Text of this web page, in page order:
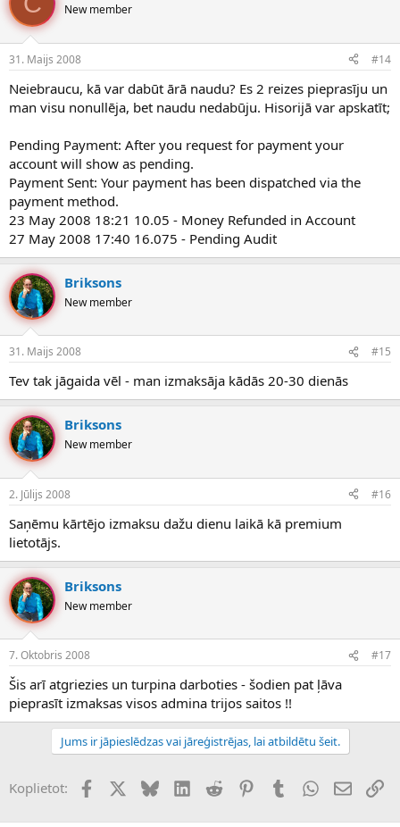
New member
31. Maijs 2008 #14
Neiebraucu, kā var dabūt ārā naudu? Es 2 reizes pieprasīju un
man visu nonullēja, bet naudu nedabūju. Hisorijā var apskatīt;
Pending Payment: After you request for payment your
account will show as pending.
Payment Sent: Your payment has been dispatched via the
payment method.
23 May 2008 18:21 10.05 - Money Refunded in Account
27 May 2008 17:40 16.075 - Pending Audit
Briksons
New member
31. Maijs 2008 #15
Tev tak jāgaida vēl - man izmaksāja kādās 20-30 dienās
Briksons
New member
2. Jūlijs 2008 #16
Saņēmu kārtējo izmaksu dažu dienu laikā kā premium
lietotājs.
Briksons
New member
7. Oktobris 2008 #17
Šis arī atgriezies un turpina darboties - šodien pat ļāva
pieprasīt izmaksas visos admina trijos saitos !!
Jums ir jāpieslēdzas vai jāreģistrējas, lai atbildētu šeit.
Koplietot: FacebookX (Twitter)
BlueskyLinkedInReddit PinterestTumblrWhatsApp
E-pasts